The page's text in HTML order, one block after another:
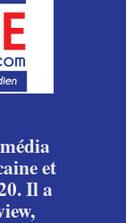
et
Il a